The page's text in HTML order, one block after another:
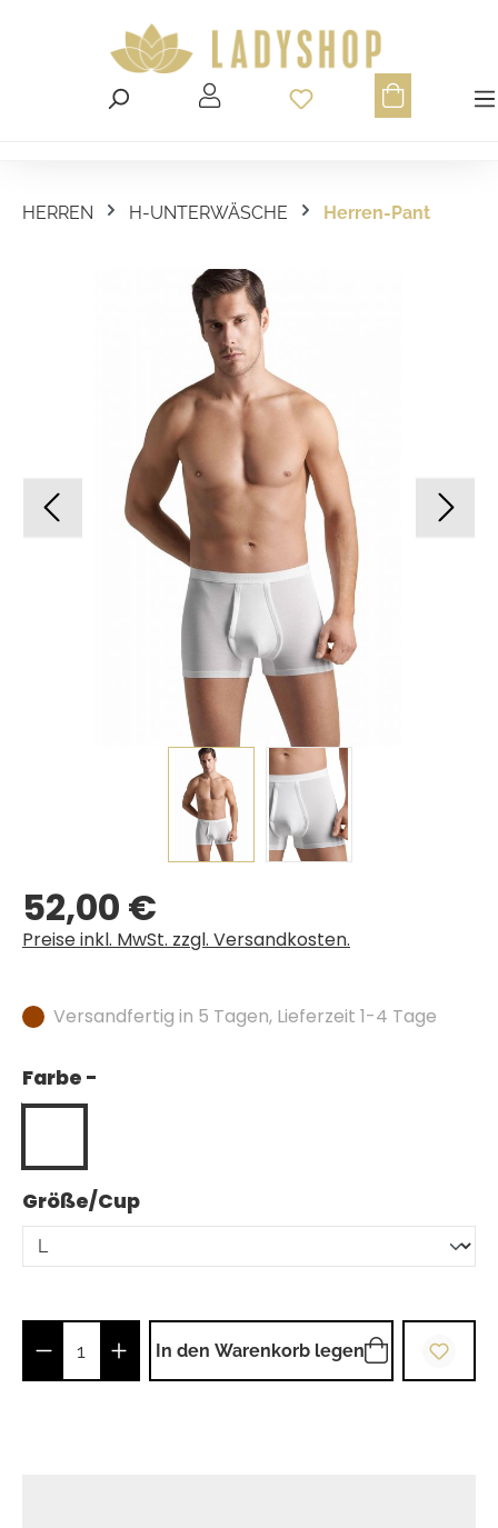
Du hast 0
HERREN H-UNTERWÄSCHE Herren-Pant
Bildergalerie überspringen
Regulärer Preis:
52,00 €
Preise inkl. MwSt. zzgl. Versandkosten.
Versandfertig in 5 Tagen, Lieferzeit 1-4 Tage
Farbe -
Größe/Cupauswählen
Produkt Anzahl: Gib den gewünschten
In den Warenkorb legen